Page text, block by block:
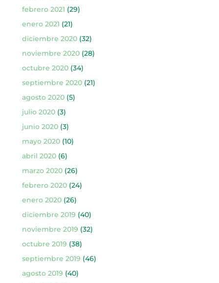
febrero 2021 (29)
enero 2021 (21)
diciembre 2020(32)
noviembre 2020(28)
octubre 2020(34)
septiembre 2020(21)
agosto 2020(5)
julio 2020(3)
junio 2020(3)
mayo 2020(10)
abril 2020(6)
marzo 2020(26)
febrero 2020(24)
enero 2020(26)
diciembre 2019 (40)
noviembre 2019 (32)
octubre 2019 (38)
septiembre 2019 (46)
agosto 2019 (40)